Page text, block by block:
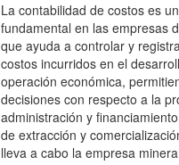
La contabilidad de costos es
fundamental en las empresas
que ayuda a controlar y
costos incurridos en el
operación económica,
decisiones con respecto a la
administración y
de extracción y
lleva a cabo la empresa